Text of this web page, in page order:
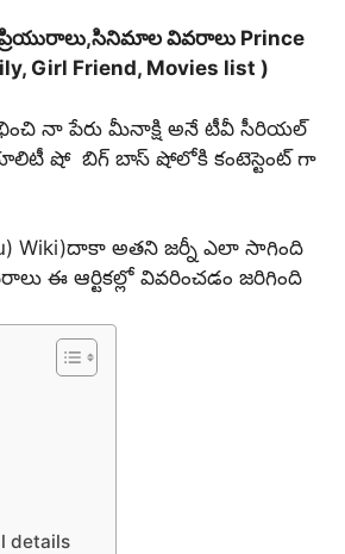
,ప్రియురాలు,సినిమాల వివరాలు Prince
Girl Friend, Movies list )
నా పేరు మీనాక్షి అనే టీవీ సీరియల్
షో బిగ్ బాస్ షోలోకి కంటెస్టెంట్ గా
Wiki)దాకా అతని జర్నీ ఎలా సాగింది
ఈ ఆర్టికల్లో వివరించడం జరిగింది
details